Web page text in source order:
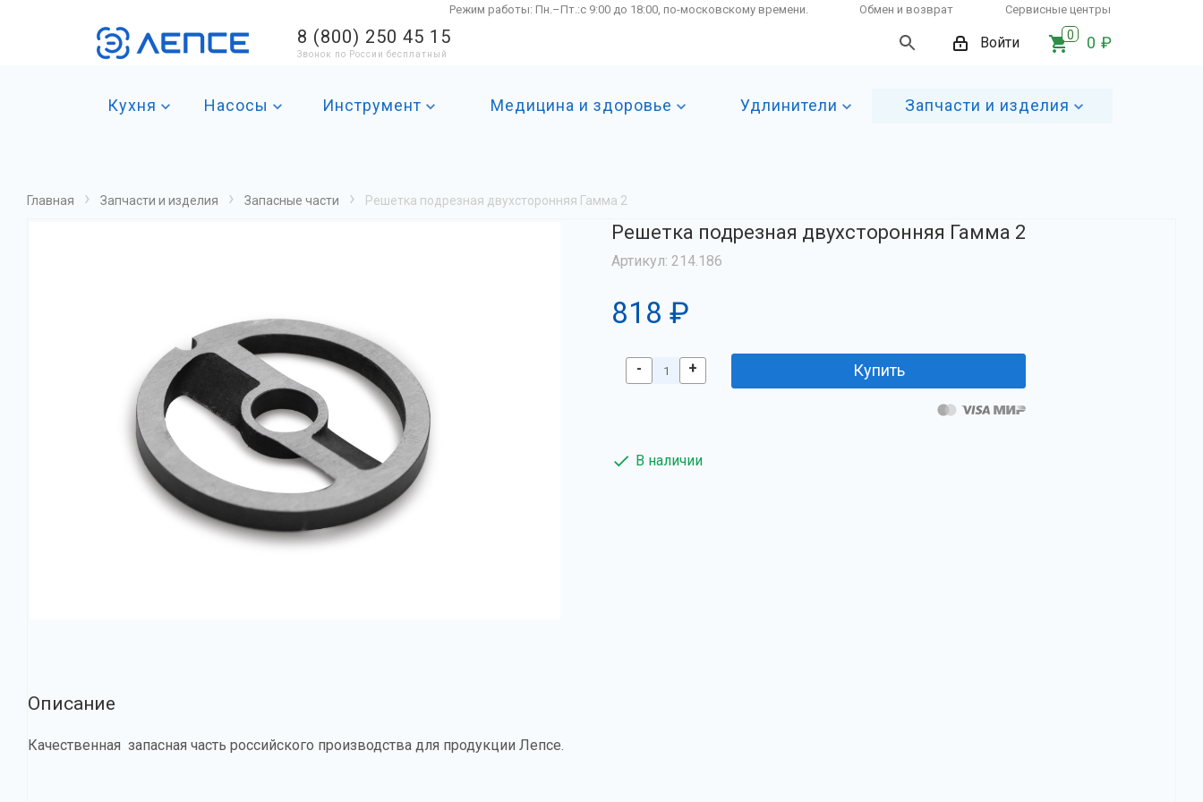
Режим работы: Пн.–Пт.:с 9:00 до 18:00, по-московскому времени. Обмен и возврат Сервисные центры
8 (800) 250 45 15
Звонок по России бесплатный
Войти 0 0 ₽
Кухня Насосы Инструмент Медицина и здоровье Удлинители Запчасти и изделия
Главная › Запчасти и изделия › Запасные части › Решетка подрезная двухсторонняя Гамма 2
Решетка подрезная двухсторонняя Гамма 2
Артикул: 214.186
818 ₽
- + Купить
В наличии
Описание
Качественная запасная часть российского производства для продукции Лепсе.